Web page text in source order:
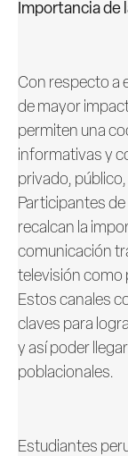
Importancia de
Con respecto a
de mayor
permiten una
informativas y
privado,
Participantes
recalcan la
comunicación
televisión como
Estos canales
claves para
y así poder
poblacionales.
Estudiantes